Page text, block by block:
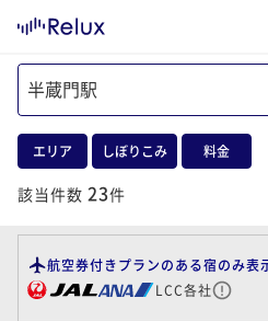
エリア しぼりこみ 料金
該当件数 23件
航空券付きプランのある宿のみ表
LCC各社